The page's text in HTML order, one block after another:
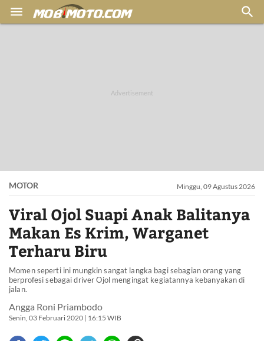
 
MOTOR Minggu, 09 Agustus 2026
Viral Ojol Suapi Anak Balitanya
Makan Es Krim, Warganet
Terharu Biru
Momen seperti ini mungkin sangat langka bagi sebagian orang yang
berprofesi sebagai driver Ojol mengingat kegiatannya kebanyakan di
jalan.
Angga Roni Priambodo
Senin, 03 Februari 2020 | 16:15 WIB